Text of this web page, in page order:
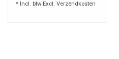
* Incl. btw Excl. Verzendkosten